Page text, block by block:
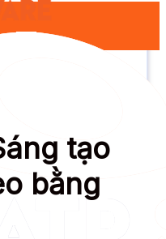
tạo
bằng